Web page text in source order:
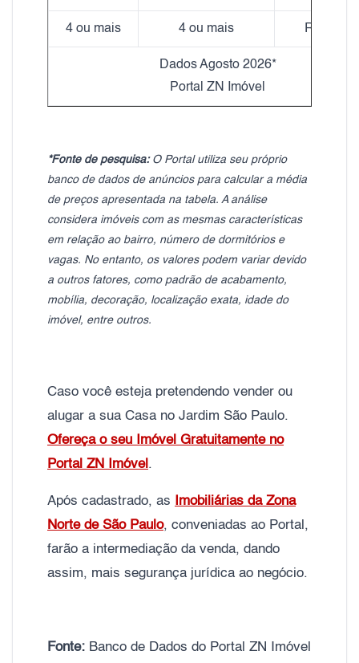
4 ou mais 4 ou mais R$ 19,90
Dados Agosto 2026*
Portal ZN Imóvel
*Fonte de pesquisa:O Portal utiliza seu próprio
banco de dados de anúncios para calcular a média
de preços apresentada na tabela. A análise
considera imóveis com as mesmas características
em relação ao bairro, número de dormitórios e
vagas. No entanto, os valores podem variar devido
a outros fatores, como padrão de acabamento,
mobília, decoração, localização exata, idade do
imóvel, entre outros.
Caso você esteja pretendendo vender ou
alugar a sua Casa no Jardim São Paulo.
Ofereça o seu Imóvel Gratuitamente no
Portal ZN Imóvel .
Após cadastrado, as
Imobiliárias da Zona
Norte de São Paulo, conveniadas ao Portal,
farão a intermediação da venda, dando
assim, mais segurança jurídica ao negócio.
Fonte: Banco de Dados do Portal ZN Imóvel